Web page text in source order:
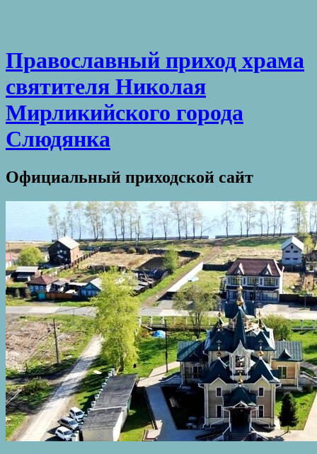
Православный приход храма
святителя Николая
Мирликийского города
Слюдянка
Официальный приходской сайт